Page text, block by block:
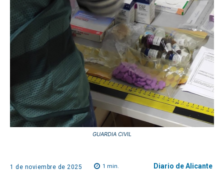
GUARDIA CIVIL
1 de noviembre de 2025 1 min. Diario de Alicante